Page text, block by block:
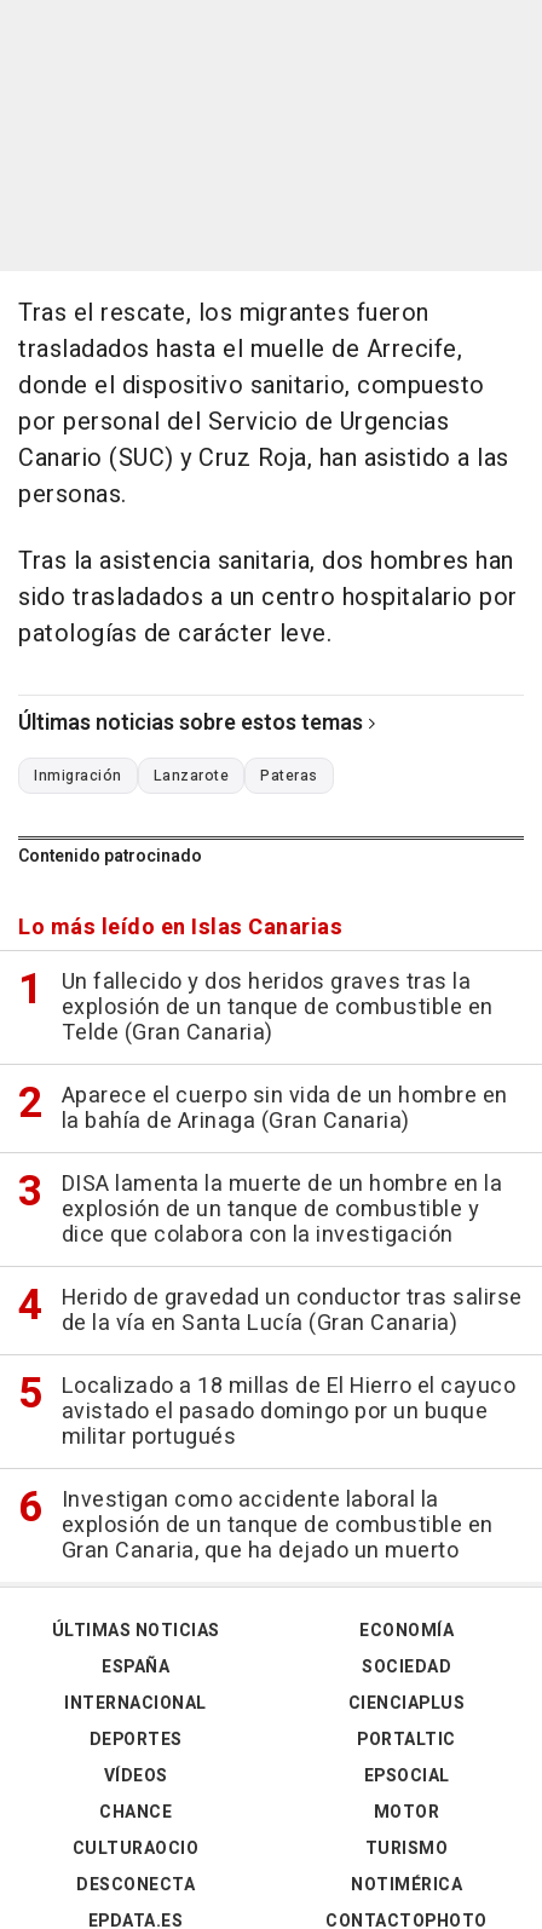
Tras el rescate, los migrantes fueron
trasladados hasta el muelle de Arrecife,
donde el dispositivo sanitario, compuesto
por personal del Servicio de Urgencias
Canario (SUC) y Cruz Roja, han asistido a las
personas.
Tras la asistencia sanitaria, dos hombres han
sido trasladados a un centro hospitalario por
patologías de carácter leve.
Últimas noticias sobre estos temas
Inmigración Lanzarote Pateras
Contenido patrocinado
Lo más leído en Islas Canarias
Un fallecido y dos heridos graves tras la
explosión de un tanque de combustible en
Telde (Gran Canaria)
Aparece el cuerpo sin vida de un hombre en
la bahía de Arinaga (Gran Canaria)
DISA lamenta la muerte de un hombre en la
explosión de un tanque de combustible y
dice que colabora con la investigación
Herido de gravedad un conductor tras salirse
de la vía en Santa Lucía (Gran Canaria)
Localizado a 18 millas de El Hierro el cayuco
avistado el pasado domingo por un buque
militar portugués
Investigan como accidente laboral la
explosión de un tanque de combustible en
Gran Canaria, que ha dejado un muerto
ÚLTIMAS NOTICIAS
ESPAÑA
INTERNACIONAL
DEPORTES
VÍDEOS
ECONOMÍA
SOCIEDAD
CIENCIAPLUS
PORTALTIC
EPSOCIAL
CHANCE
CULTURAOCIO
DESCONECTA
EPDATA.ES
MOTOR
TURISMO
NOTIMÉRICA
CONTACTOPHOTO